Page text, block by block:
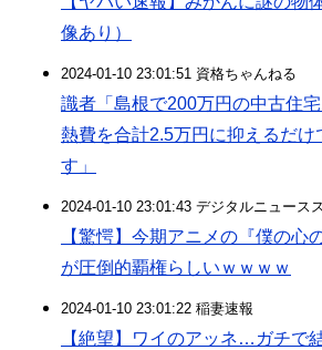
像あり）
2024-01-10 23:01:51 資格ちゃんねる
識者「島根で200万円の中古住
熱費を合計2.5万円に抑えるだけ
す」
2024-01-10 23:01:43 デジタルニュース
【驚愕】今期アニメの『僕の心
が圧倒的覇権らしいｗｗｗｗ
2024-01-10 23:01:22 稲妻速報
【絶望】ワイのアッネ…ガチで